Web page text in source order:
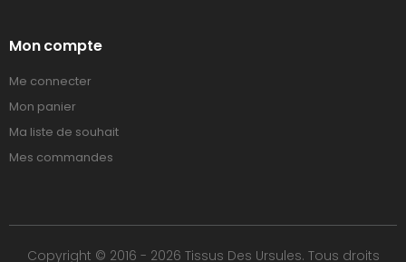
Mon compte
Me connecter
Mon panier
Ma liste de souhait
Mes commandes
Copyright © 2016 - 2026 Tissus Des Ursules. Tous droits